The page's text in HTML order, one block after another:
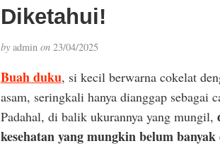
Diketahui!
byadmin on23/04/2025
Buah duku, si kecil berwarna cokelat
asam, seringkali hanya dianggap sebagai
Padahal, di balik ukurannya yang mungil,
kesehatan yang mungkin belum